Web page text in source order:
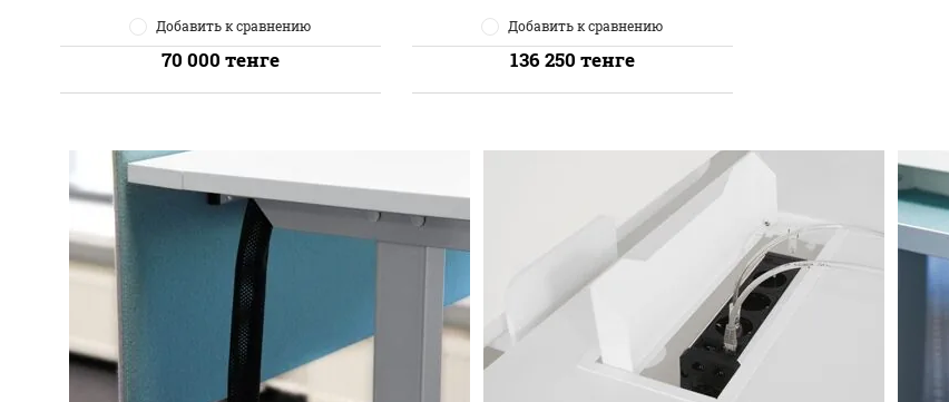
Добавить к сравнению
70 000 тенге
Добавить к сравнению
136 250 тенге